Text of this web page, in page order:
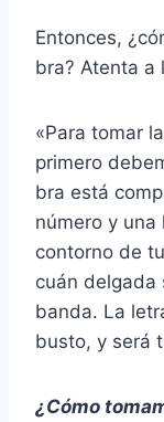
Entonces,
bra? Atenta a
«Para tomar
primero
bra está
número y una
contorno de
cuán delgada
banda. La
busto, y será
¿Cómo